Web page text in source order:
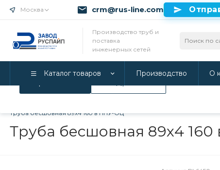
Мы используем Cookie. Если вы продолжаете
Политикой конфиденциальности
Москва crm@rus-line.com
Производство труб и
поставка
инженерных сетей
Каталог товаров Производство О
Труба бесшовная 89х4 160 в ППУ-ОЦ
Труба бесшовная 89х4